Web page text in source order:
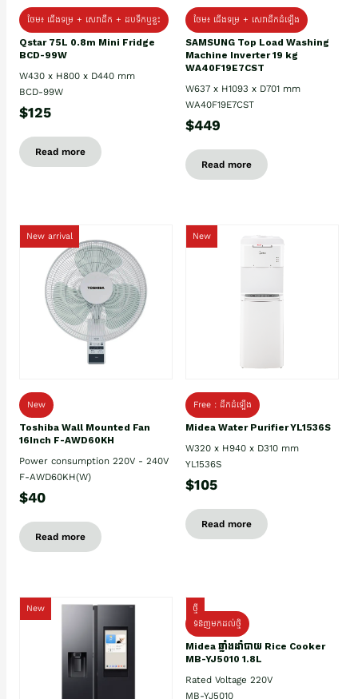
ថែម៖ ជេីងទម្រ + សេវាដឹក + ដបទឹកឬខ្ទះ
Qstar 75L 0.8m Mini Fridge
BCD-99W
W430 x H800 x D440 mm
BCD-99W
$125
Read more
ថែម៖ ជើងទម្រ + សេវាដឹកដំឡើង
SAMSUNG Top Load Washing
Machine Inverter 19 kg
WA40F19E7CST
W637 x H1093 x D701 mm
WA40F19E7CST
$449
Read more
New arrival
New
Toshiba Wall Mounted Fan
16Inch F-AWD60KH
Power consumption 220V - 240V
F-AWD60KH(W)
$40
Read more
New
Free : ដឹកដំឡើង
Midea Water Purifier YL1536S
W320 x H940 x D310 mm
YL1536S
$105
Read more
New
ថ្មី
ទំនិញមកដល់ថ្មិ
Midea ឆ្នាំងដាំបាយ Rice Cooker
MB-YJ5010 1.8L
Rated Voltage 220V
MB-YJ5010